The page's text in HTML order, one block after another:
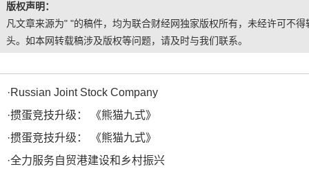
版权声明：
凡文章来源为" "的稿件，均为联合财经网独家版权所有，未经许可不
头。如本网转载稿涉及版权等问题，请及时与我们联系。
·Russian Joint Stock Company
·掼蛋竞技升级： 《熊猫九式》
·掼蛋竞技升级： 《熊猫九式》
·全力服务自贸港建设和乡村振兴